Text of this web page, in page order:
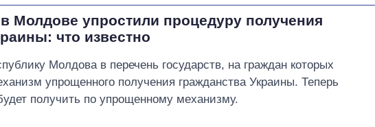
Молдове упростили процедуру получения
что известно
Молдова в перечень государств, на граждан которых
упрощенного получения гражданства Украины. Теперь
получить по упрощенному механизму.